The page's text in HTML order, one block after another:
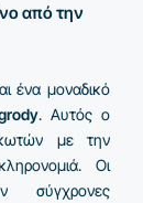
από την
ένα μοναδικό
. Αυτός ο
με την
Οι
σύγχρονες